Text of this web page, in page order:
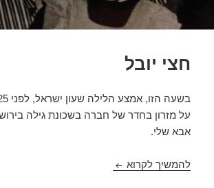
חצי יובל
על מזרון בחדר של חברה בשכונת גילה
אבא שלי.
להמשיך לקרוא חצי יובל